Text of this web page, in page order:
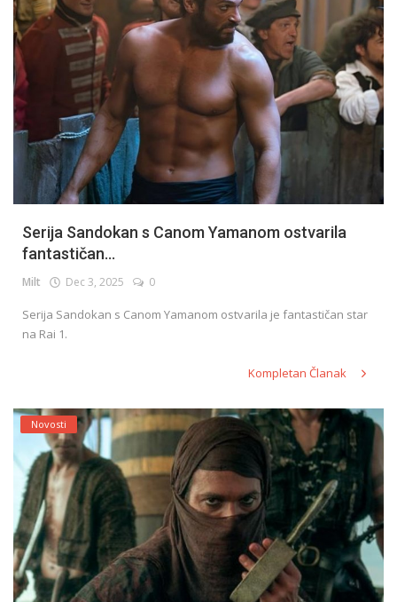
Serija Sandokan s Canom Yamanom ostvarila
fantastičan...
Milt Dec 3, 2025 0
Serija Sandokan s Canom Yamanom ostvarila je fantastičan star
na Rai 1.
Kompletan Članak
Novosti